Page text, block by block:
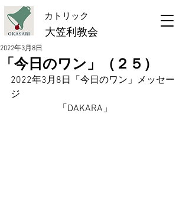
大笠利教会
​カトリック
「今日のワン」（２５）
2022年3月8日
2022年3月8日「今日のワン」メッセー
ジ
「DAKARA」